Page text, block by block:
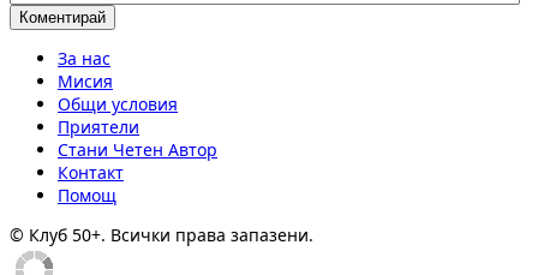
За нас
Мисия
Общи условия
Приятели
Стани Четен Автор
Контакт
Помощ
© Клуб 50+. Всички права запазени.